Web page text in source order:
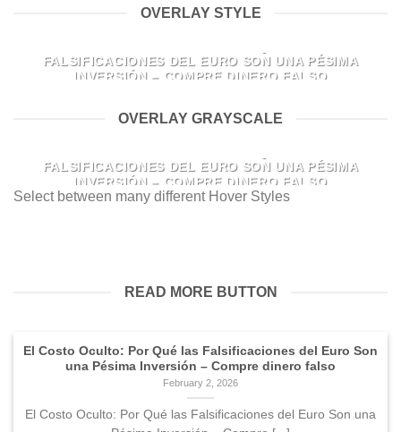
OVERLAY STYLE
FALSIFICACIONES DEL EURO SON UNA PÉSIMA
INVERSIÓN – COMPRE DINERO FALSO
El Costo Oculto: Por Qué las Falsificaciones del Euro Son
18,372 COMMENTS
OVERLAY GRAYSCALE
FALSIFICACIONES DEL EURO SON UNA PÉSIMA
INVERSIÓN – COMPRE DINERO FALSO
February 2, 2026
Select between many different Hover Styles
READ MORE BUTTON
El Costo Oculto: Por Qué las Falsificaciones del Euro Son
una Pésima Inversión – Compre dinero falso
February 2, 2026
El Costo Oculto: Por Qué las Falsificaciones del Euro Son una